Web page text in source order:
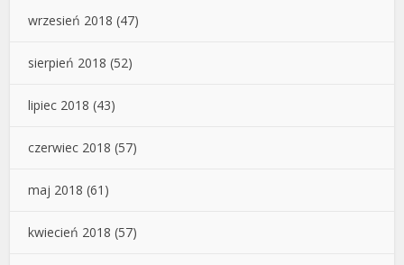
wrzesień 2018 (47)
sierpień 2018 (52)
lipiec 2018 (43)
czerwiec 2018 (57)
maj 2018 (61)
kwiecień 2018 (57)